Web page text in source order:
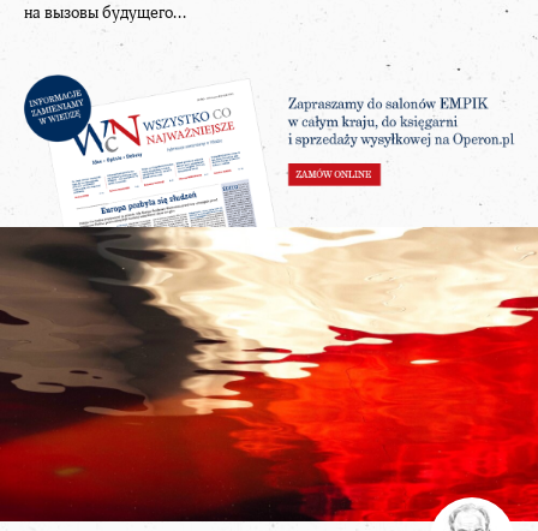
на вызовы будущего...